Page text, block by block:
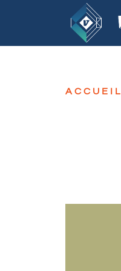
ACCUEIL